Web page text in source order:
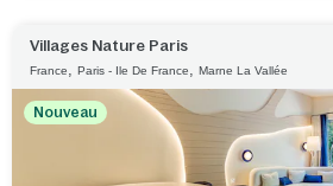
Villages Nature Paris
France, Paris - Ile De France, Marne La Vallée
Nouveau